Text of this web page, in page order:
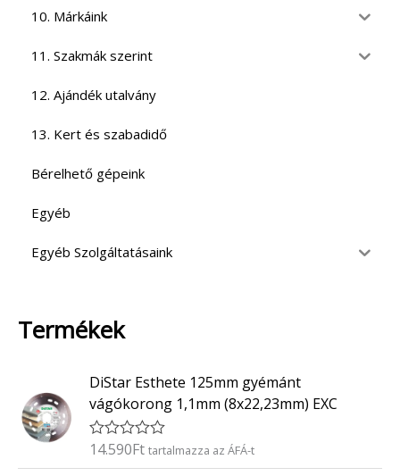
10. Márkáink
11. Szakmák szerint
12. Ajándék utalvány
13. Kert és szabadidő
Bérelhető gépeink
Egyéb
Egyéb Szolgáltatásaink
Termékek
DiStar Esthete 125mm gyémánt
vágókorong 1,1mm (8x22,23mm) EXC
É14.590Ft tartalmazza az ÁFÁ-t